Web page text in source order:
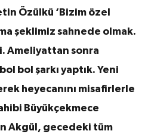
Özülkü ‘Bizim özel
şeklimiz sahnede olmak.
Ameliyattan sonra
bol şarkı yaptık. Yeni
heyecanını misafirlerle
Büyükçekmece
Akgül, gecedeki tüm